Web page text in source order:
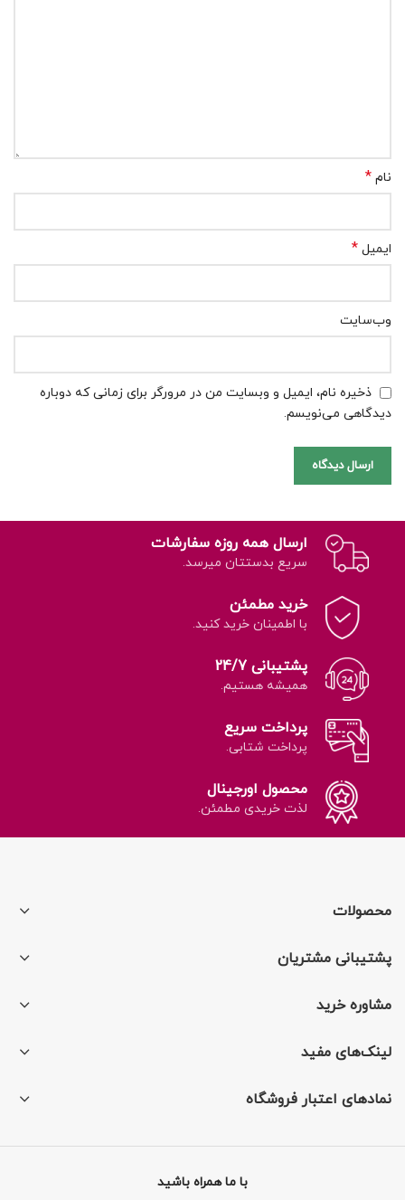
نام *
ایمیل *
وب‌سایت
ذخیره نام، ایمیل و وبسایت من در مرورگر برای زمانی که دوباره
دیدگاهی می‌نویسم.
ارسال همه روزه سفارشات
سریع بدستتان میرسد.
خرید مطمئن
با اطمینان خرید کنید.
پشتیبانی 24/7
همیشه هستیم.
پرداخت سریع
پرداخت شتابی.
محصول اورجینال
لذت خریدی مطمئن.
محصولات
پشتیبانی مشتریان
مشاوره خرید
لینک‌های مفید
نمادهای اعتبار فروشگاه
با ما همراه باشید